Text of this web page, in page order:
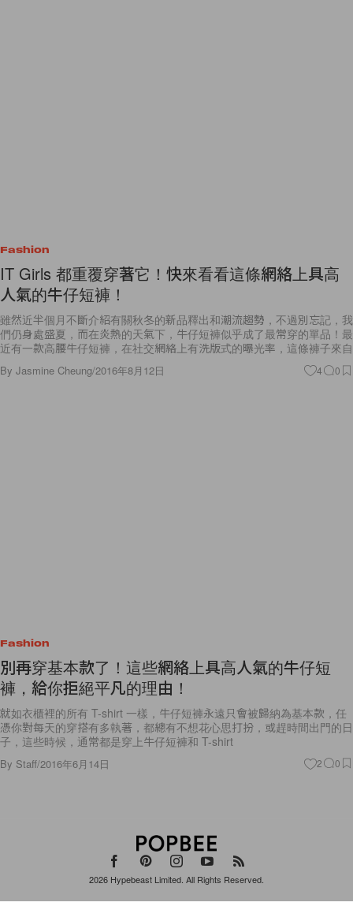
Fashion
IT Girls 都重覆穿著它！快來看看這條網絡上具高
人氣的牛仔短褲！
雖然近半個月不斷介紹有關秋冬的新品釋出和潮流趨勢，不過別忘記，我
們仍身處盛夏，而在炎熱的天氣下，牛仔短褲似乎成了最常穿的單品！最
近有一款高腰牛仔短褲，在社交網絡上有洗版式的曝光率，這條褲子來自
By Jasmine Cheung/2016年8月12日 4 0
Fashion
別再穿基本款了！這些網絡上具高人氣的牛仔短
褲，給你拒絕平凡的理由！
就如衣櫃裡的所有 T-shirt 一樣，牛仔短褲永遠只會被歸納為基本款，任
憑你對每天的穿搭有多執著，都總有不想花心思打扮，或趕時間出門的日
子，這些時候，通常都是穿上牛仔短褲和 T-shirt
By Staff/2016年6月14日 2 0
2026 Hypebeast Limited . All Rights Reserved.